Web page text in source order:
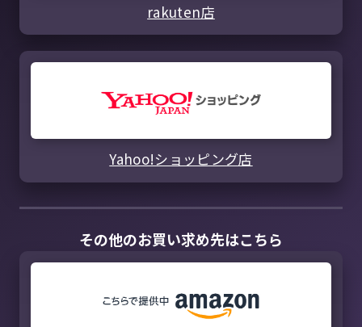
rakuten店
Yahoo!ショッピング店
その他のお買い求め先はこちら